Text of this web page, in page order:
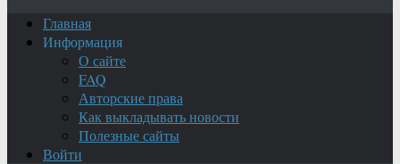
Главная
Информация
О сайте
FAQ
Авторские права
Как выкладывать новости
Полезные сайты
Войти